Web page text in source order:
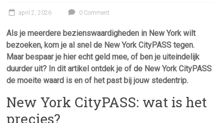
april 2, 2026 0 Comment
Als je meerdere bezienswaardigheden in New York wilt
bezoeken, kom je al snel de New York CityPASS tegen.
Maar bespaar je hier echt geld mee, of ben je uiteindelijk
duurder uit? In dit artikel ontdek je of de New York CityPASS
de moeite waard is en of het past bij jouw stedentrip.
New York CityPASS: wat is het
precies?